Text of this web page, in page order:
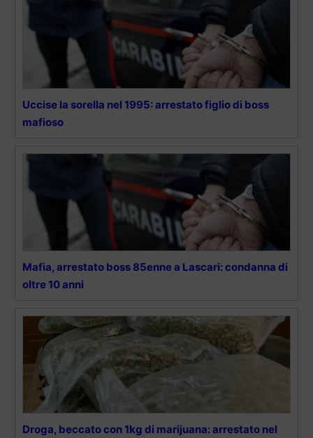
Uccise la sorella nel 1995: arrestato figlio di boss
mafioso
Mafia, arrestato boss 85enne a Lascari: condanna di
oltre 10 anni
Droga, beccato con 1kg di marijuana: arrestato nel